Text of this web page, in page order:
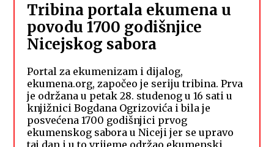
Tribina portala ekumena u
povodu 1700 godišnjice
Nicejskog sabora
Portal za ekumenizam i dijalog,
ekumena.org, započeo je seriju tribina. Prva
je održana u petak 28. studenog u 16 sati u
knjižnici Bogdana Ogrizovića i bila je
posvećena 1700 godišnjici prvog
ekumenskog sabora u Niceji jer se upravo
taj dan i u to vrijeme održao ekumenski